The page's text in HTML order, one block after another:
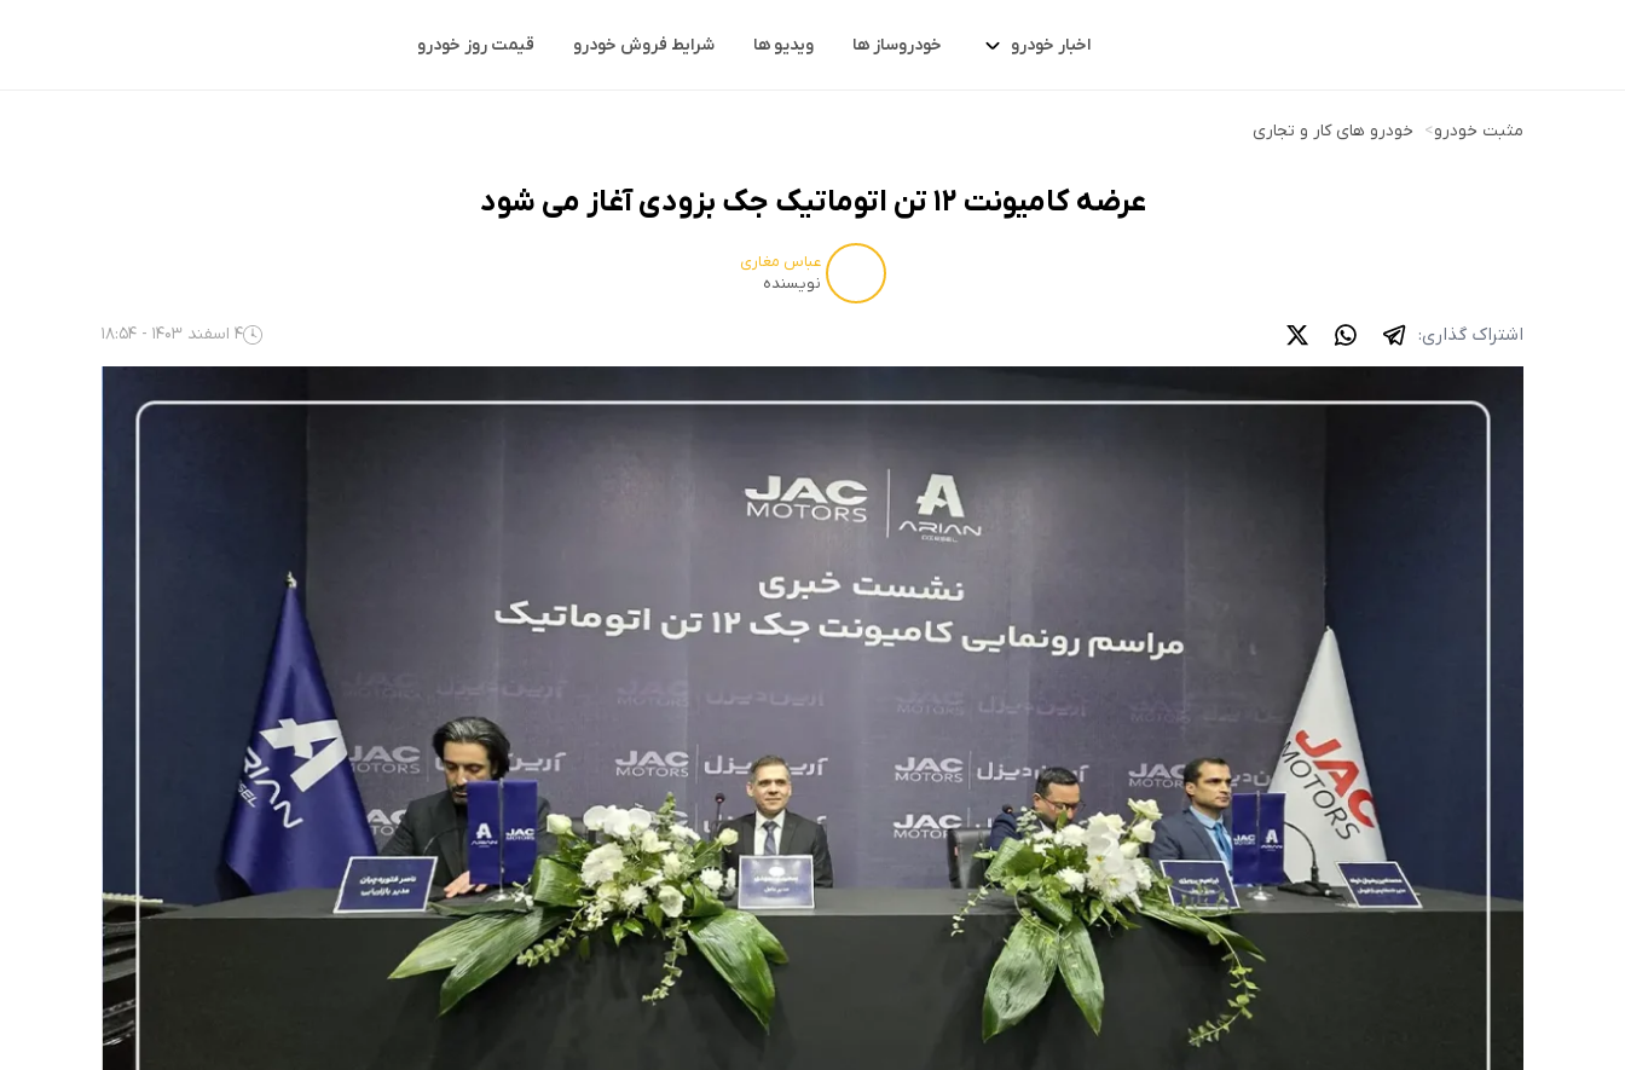
اخبار خودرو خودروساز ها ویدیو ها شرایط فروش خودرو قیمت روز خودرو
مثبت خودرو> خودرو های کار و تجاری
عرضه کامیونت 12 تن اتوماتیک جک بزودی آغاز می شود
عباس مغاری
نویسنده
اشتراک گذاری: 4 اسفند 1403 - 18:54